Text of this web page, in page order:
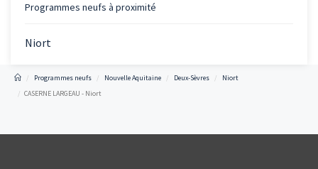
Programmes neufs à proximité
Niort
Programmes neufs Nouvelle Aquitaine Deux-Sèvres
Niort
CASERNE LARGEAU - Niort